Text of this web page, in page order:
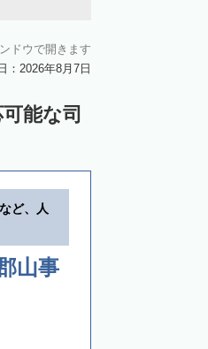
ドウで開きます
：2026年8月7日
能な司
ど、人
山事